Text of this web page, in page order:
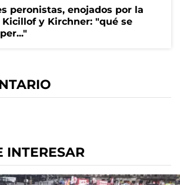
peronistas, enojados por la
y Kirchner: "qué se
INTERESAR